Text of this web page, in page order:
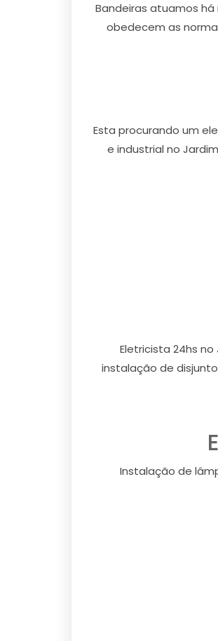
Bandeiras atuamos
obedecem as
Esta procurando um
e industrial no
Eletricista 24hs
instalação de
Instalação de